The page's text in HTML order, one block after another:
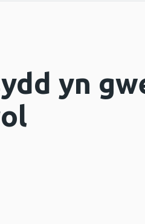
yn